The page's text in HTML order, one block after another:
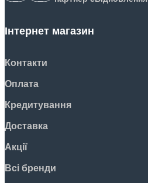
Інтернет магазин
Контакти
Оплата
Кредитування
Доставка
Акції
Всі бренди